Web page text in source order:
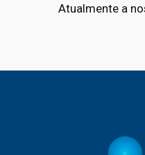
Atualmente a